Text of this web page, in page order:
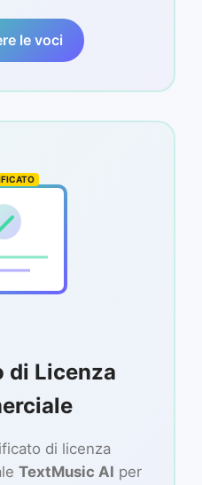
le voci
di Licenza
di licenza
TextMusic AI per